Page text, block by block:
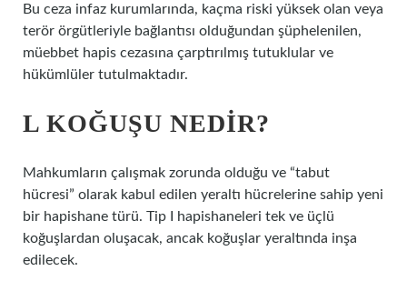
Bu ceza infaz kurumlarında, kaçma riski yüksek olan veya
terör örgütleriyle bağlantısı olduğundan şüphelenilen,
müebbet hapis cezasına çarptırılmış tutuklular ve
hükümlüler tutulmaktadır.
L KOĞUŞU NEDIR?
Mahkumların çalışmak zorunda olduğu ve “tabut
hücresi” olarak kabul edilen yeraltı hücrelerine sahip yeni
bir hapishane türü. Tip I hapishaneleri tek ve üçlü
koğuşlardan oluşacak, ancak koğuşlar yeraltında inşa
edilecek.